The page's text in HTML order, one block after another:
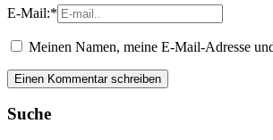
E-Mail:*
Meinen Namen, meine E-Mail-Adresse
Suche